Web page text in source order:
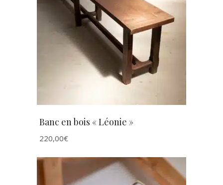
AJOUTER AU PANIER
Banc en bois « Léonie »
220,00€